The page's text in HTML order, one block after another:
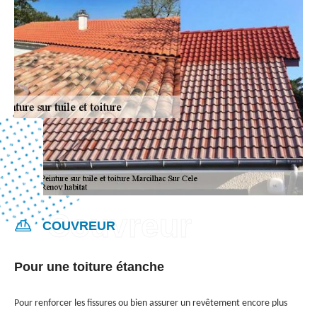
COUVREUR
Pour une toiture étanche
Pour renforcer les fissures ou bien assurer un revêtement encore plus